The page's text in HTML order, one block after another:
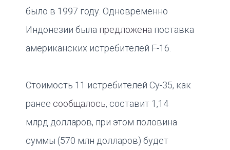
было в 1997 году. Одновременно
Индонезии была предложена поставка
американских истребителей F-16.
Cтоимость 11 истребителей Су-35, как
ранее сообщалось, составит 1,14
млрд долларов, при этом половина
суммы (570 млн долларов) будет